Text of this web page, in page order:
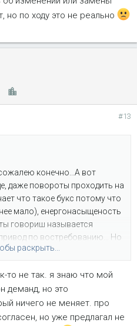
но по ходу это не реально
#13
конечно...А вот
даже повороты проходить на
что такое букс потому что
мало), енергонасыщеность
говориш называется
по востребованию... Но
пробовали, все равно
к лицу, и это конечно так, но
системы привода...
раскрыть...
то не так. я знаю что мой
деманд, но это
ничего не меняет. про
но уже предлагал не